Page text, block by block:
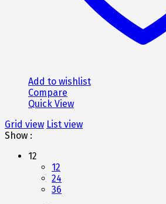
Add to wishlist
Compare
Quick View
Grid view List view
Show :
12
12
24
36